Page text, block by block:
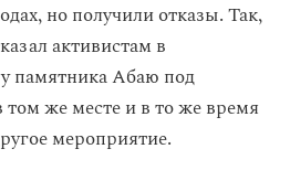
но получили отказы. Так,
активистам в
памятника Абаю под
том же месте и в то же время
мероприятие.